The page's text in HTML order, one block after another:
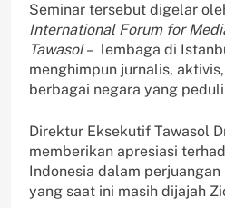
Seminar tersebut digelar
International Forum for
Tawasol – lembaga di
menghimpun jurnalis,
berbagai negara yang
Direktur Eksekutif Tawasol
memberikan apresiasi
Indonesia dalam
yang saat ini masih dijajah